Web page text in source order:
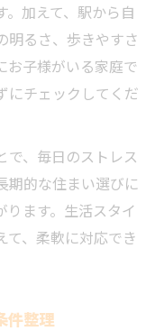
加えて、駅から自
明るさ、歩きやすさ
お子様がいる家庭で
にチェックしてくだ
で、毎日のストレス
期的な住まい選びに
ます。生活スタイ
、柔軟に対応でき
件整理